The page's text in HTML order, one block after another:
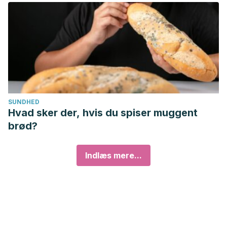
SUNDHED
Hvad sker der, hvis du spiser muggent
brød?
Indlæs mere...